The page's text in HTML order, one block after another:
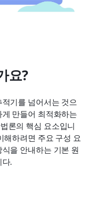
요?
기를 넘어서는 것으
만들어 최적화하는
론의 핵심 요소입니
해하려면 주요 구성 요
을 안내하는 기본 원
.